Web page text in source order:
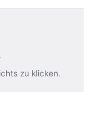
zu klicken.